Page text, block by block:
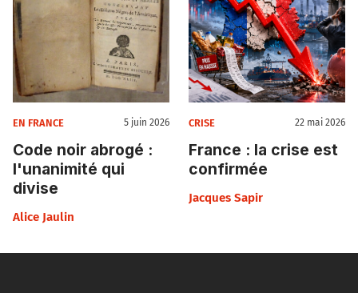
EN FRANCE 5 juin 2026
Code noir abrogé :
l'unanimité qui
divise
Alice Jaulin
CRISE 22 mai 2026
France : la crise est
confirmée
Jacques Sapir